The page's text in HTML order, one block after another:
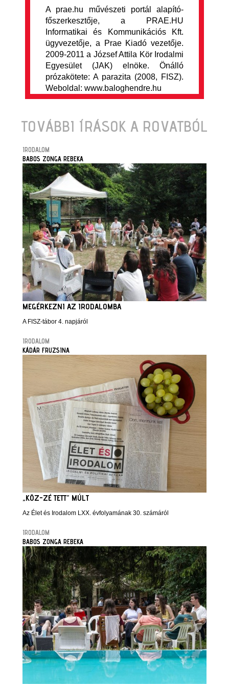
A prae.hu művészeti portál alapító-
főszerkesztője, a PRAE.HU
Informatikai és Kommunikációs Kft.
ügyvezetője, a Prae Kiadó vezetője.
2009-2011 a József Attila Kör Irodalmi
Egyesület (JAK) elnöke. Önálló
prózakötete: A parazita (2008, FISZ).
Weboldal: www.baloghendre.hu
TOVÁBBI ÍRÁSOK A ROVATBÓL
IRODALOM
BABOS ZONGA REBEKA
MEGÉRKEZNI AZ IRODALOMBA
A FISZ-tábor 4. napjáról
IRODALOM
KÁDÁR FRUZSINA
„KÖZ-ZÉ TETT” MÚLT
Az Élet és Irodalom LXX. évfolyamának 30. számáról
IRODALOM
BABOS ZONGA REBEKA